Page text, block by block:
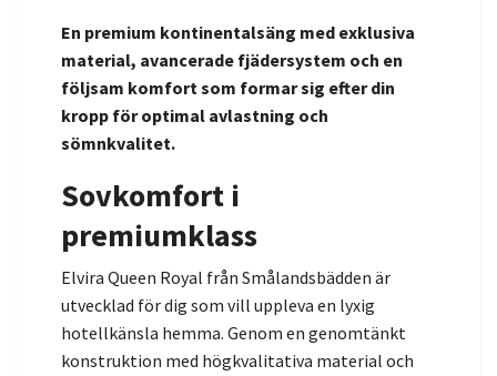
En premium kontinentalsäng med exklusiva
material, avancerade fjädersystem och en
följsam komfort som formar sig efter din
kropp för optimal avlastning och
sömnkvalitet.
Sovkomfort i
premiumklass
Elvira Queen Royal från Smålandsbädden är
utvecklad för dig som vill uppleva en lyxig
hotellkänsla hemma. Genom en genomtänkt
konstruktion med högkvalitativa material och